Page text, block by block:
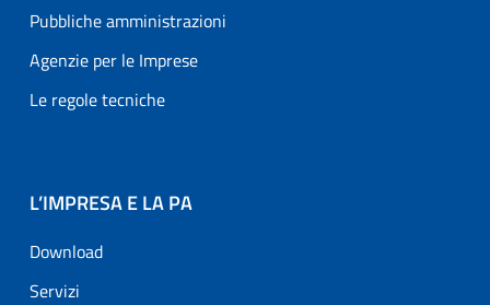
Pubbliche amministrazioni
Agenzie per le Imprese
Le regole tecniche
L’IMPRESA E LA PA
Download
Servizi